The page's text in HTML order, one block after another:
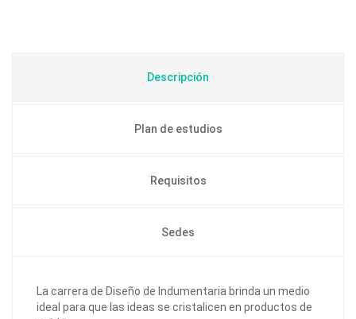
Descripción
Plan de estudios
Requisitos
Sedes
La carrera de Diseño de Indumentaria brinda un medio
ideal para que las ideas se cristalicen en productos de